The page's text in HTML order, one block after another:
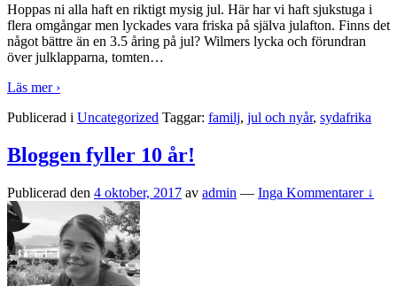
Hoppas ni alla haft en riktigt mysig jul. Här har vi haft sjukstuga i
flera omgångar men lyckades vara friska på själva julafton. Finns det
något bättre än en 3.5 åring på jul? Wilmers lycka och förundran
över julklapparna, tomten…
Läs mer ›
Publicerad i Uncategorized Taggar: familj, jul och nyår, sydafrika
Bloggen fyller 10 år!
Publicerad den 4 oktober, 2017 av admin — Inga Kommentarer ↓